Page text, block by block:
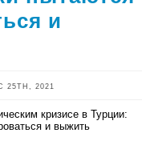
и
25TH, 2021